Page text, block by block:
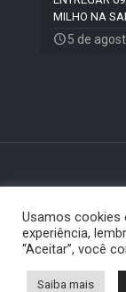
MILHO NA
5 de
© 2024
Usamos cookies
experiência,
“Aceitar”, você
Saiba mais